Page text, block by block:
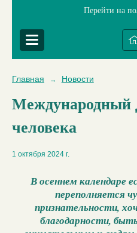
Перейти на
Главная → Новости
Международный
человека
1 октября 2024 г.
В осеннем календаре
переполняется
признательности,
благодарности,